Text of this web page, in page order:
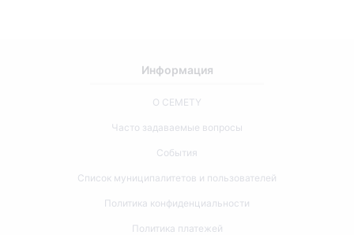
Информация
О CEMETY
Часто задаваемые вопросы
События
Список муниципалитетов и пользователей
Политика конфиденциальности
Политика платежей